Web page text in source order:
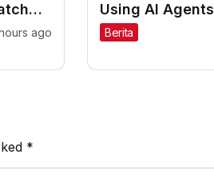
ago
Using AI Agents
Berita
*